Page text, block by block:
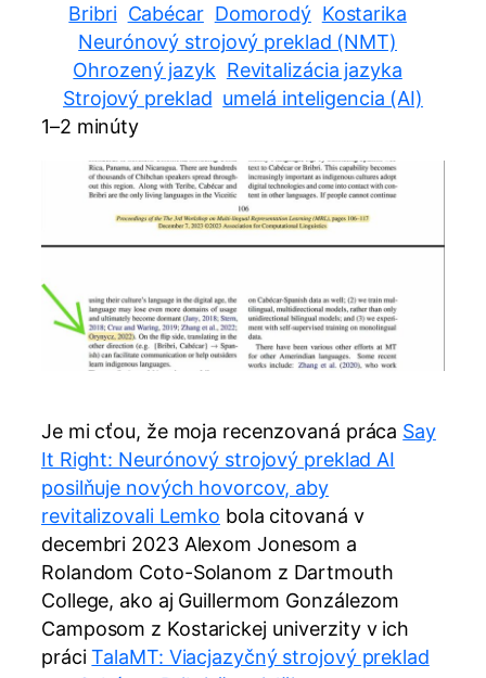
Bribri Cabécar Domorodý Kostarika
Neurónový strojový preklad (NMT)
Ohrozený jazyk Revitalizácia jazyka
Strojový preklad umelá inteligencia (AI)
1–2 minúty
Je mi cťou, že moja recenzovaná práca Say
It Right: Neurónový strojový preklad AI
posilňuje nových hovorcov, aby
revitalizovali Lemko bola citovaná v
decembri 2023 Alexom Jonesom a
Rolandom Coto-Solanom z Dartmouth
College, ako aj Guillermom Gonzálezom
Camposom z Kostarickej univerzity v ich
práciTalaMT: Viacjazyčný strojový preklad